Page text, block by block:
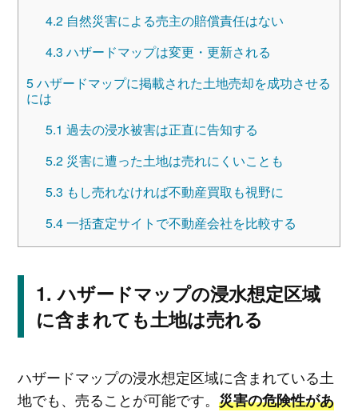
4.2自然災害による売主の賠償責任はない
4.3 ハザードマップは変更・更新される
5ハザードマップに掲載された土地売却を成功させる
には
5.1 過去の浸水被害は正直に告知する
5.2災害に遭った土地は売れにくいことも
5.3 もし売れなければ不動産買取も視野に
5.4一括査定サイトで不動産会社を比較する
ハザードマップの浸水想定区域
に含まれても土地は売れる
ハザードマップの浸水想定区域に含まれている土
地でも、売ることが可能です。 災害の危険性があ